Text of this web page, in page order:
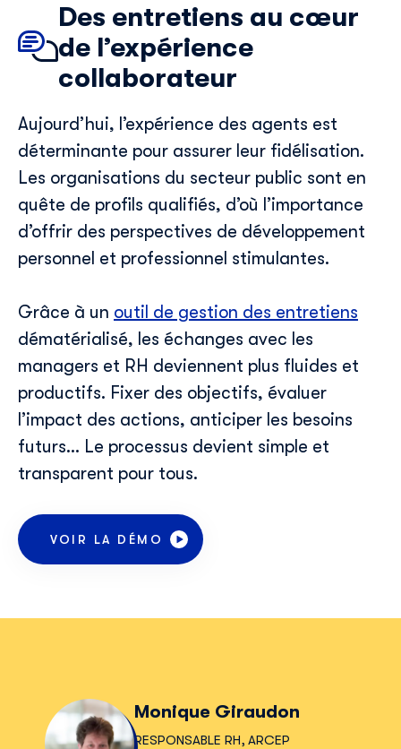
Découvrir Skillup
Nom*
E-mail professionnel
Des entretiens au cœur
de l’expérience
collaborateur
Aujourd’hui, l’expérience des agents est
déterminante pour assurer leur fidélisation.
Les organisations du secteur public sont en
quête de profils qualifiés, d’où l’importance
d’offrir des perspectives de développement
personnel et professionnel stimulantes.
Grâce à un outil de gestion des entretiens
dématérialisé, les échanges avec les
managers et RH deviennent plus fluides et
productifs. Fixer des objectifs, évaluer
l’impact des actions, anticiper les besoins
futurs… Le processus devient simple et
transparent pour tous.
VOIR LA DÉMO
Monique Giraudon
RESPONSABLE RH, ARCEP